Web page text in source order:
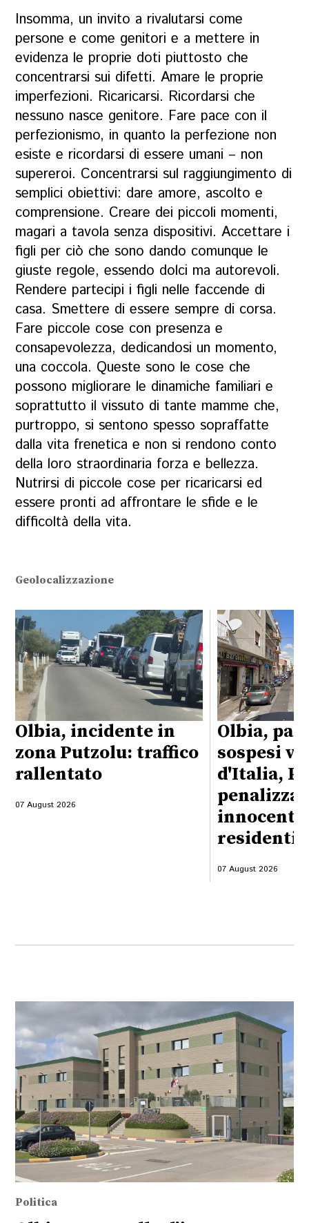
Insomma, un invito a rivalutarsi come
persone e come genitori e a mettere in
evidenza le proprie doti piuttosto che
concentrarsi sui difetti. Amare le proprie
imperfezioni. Ricaricarsi. Ricordarsi che
nessuno nasce genitore. Fare pace con il
perfezionismo, in quanto la perfezione non
esiste e ricordarsi di essere umani – non
supereroi. Concentrarsi sul raggiungimento di
semplici obiettivi: dare amore, ascolto e
comprensione. Creare dei piccoli momenti,
magari a tavola senza dispositivi. Accettare i
figli per ciò che sono dando comunque le
giuste regole, essendo dolci ma autorevoli.
Rendere partecipi i figli nelle faccende di
casa. Smettere di essere sempre di corsa.
Fare piccole cose con presenza e
consapevolezza, dedicandosi un momento,
una coccola. Queste sono le cose che
possono migliorare le dinamiche familiari e
soprattutto il vissuto di tante mamme che,
purtroppo, si sentono spesso sopraffatte
dalla vita frenetica e non si rendono conto
della loro straordinaria forza e bellezza.
Nutrirsi di piccole cose per ricaricarsi ed
essere pronti ad affrontare le sfide e le
difficoltà della vita.
Geolocalizzazione
Olbia, incidente in
zona Putzolu: traffico
rallentato
07 August 2026
Olbia,
sospesi
d'Italia,
residenti
07 August 2026
Politica